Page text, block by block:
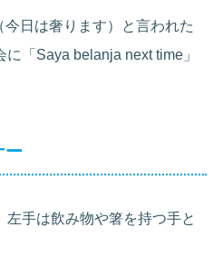
今日は奢ります）と言われた
「Saya belanja next time」
ー
手は飲み物や箸を持つ手と